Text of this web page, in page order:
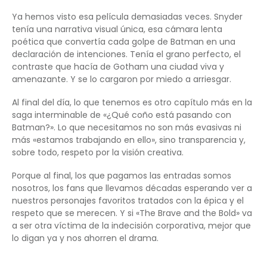
Ya hemos visto esa película demasiadas veces. Snyder
tenía una narrativa visual única, esa cámara lenta
poética que convertía cada golpe de Batman en una
declaración de intenciones. Tenía el grano perfecto, el
contraste que hacía de Gotham una ciudad viva y
amenazante. Y se lo cargaron por miedo a arriesgar.
Al final del día, lo que tenemos es otro capítulo más en la
saga interminable de «¿Qué coño está pasando con
Batman?». Lo que necesitamos no son más evasivas ni
más «estamos trabajando en ello», sino transparencia y,
sobre todo, respeto por la visión creativa.
Porque al final, los que pagamos las entradas somos
nosotros, los fans que llevamos décadas esperando ver a
nuestros personajes favoritos tratados con la épica y el
respeto que se merecen. Y si «The Brave and the Bold» va
a ser otra víctima de la indecisión corporativa, mejor que
lo digan ya y nos ahorren el drama.